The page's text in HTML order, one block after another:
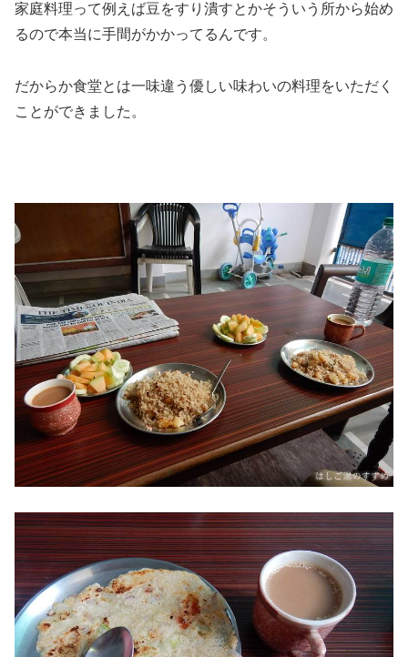
家庭料理って例えば豆をすり潰すとかそういう所から始め
るので本当に手間がかかってるんです。
だからか食堂とは一味違う優しい味わいの料理をいただく
ことができました。